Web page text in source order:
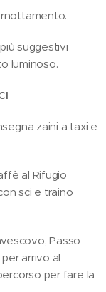
suggestivi
luminoso.
zaini a taxi e
al Rifugio
sci e traino
Passo
arrivo al
per fare la